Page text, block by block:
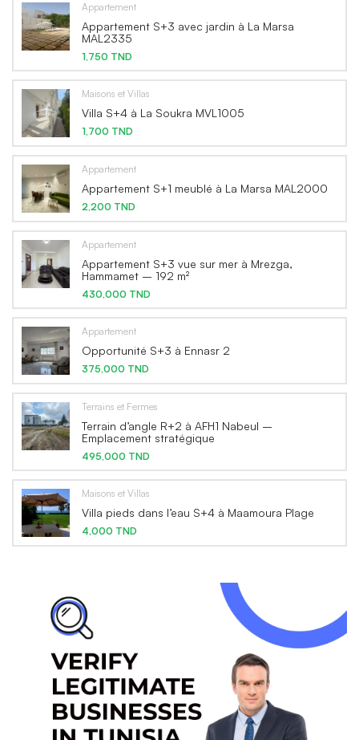
Appartement
Appartement S+3 avec jardin à La Marsa
MAL2335
1,750 TND
Maisons et Villas
Villa S+4 à La Soukra MVL1005
1,700 TND
Appartement
Appartement S+1 meublé à La Marsa MAL2000
2,200 TND
Appartement
Appartement S+3 vue sur mer à Mrezga,
Hammamet – 192 m²
430,000 TND
Appartement
Opportunité S+3 à Ennasr 2
375,000 TND
Terrains et Fermes
Terrain d’angle R+2 à AFH1 Nabeul –
Emplacement stratégique
495,000 TND
Maisons et Villas
Villa pieds dans l’eau S+4 à Maamoura Plage
4,000 TND